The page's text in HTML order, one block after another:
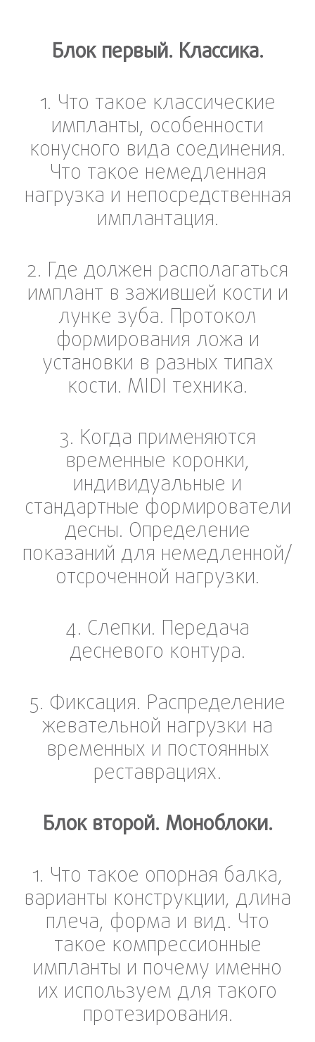
Блок первый. Классика.
1. Что такое классические
импланты, особенности
конусного вида соединения.
Что такое немедленная
нагрузка и непосредственная
имплантация.
2. Где должен располагаться
имплант в зажившей кости и
лунке зуба. Протокол
формирования ложа и
установки в разных типах
кости. MIDI техника.
3. Когда применяются
временные коронки,
индивидуальные и
стандартные формирователи
десны. Определение
показаний для немедленной/
отсроченной нагрузки.
4. Слепки. Передача
десневого контура.
5. Фиксация. Распределение
жевательной нагрузки на
временных и постоянных
реставрациях.
Блок второй. Моноблоки.
1. Что такое опорная балка,
варианты конструкции, длина
плеча, форма и вид. Что
такое компрессионные
импланты и почему именно
их используем для такого
протезирования.